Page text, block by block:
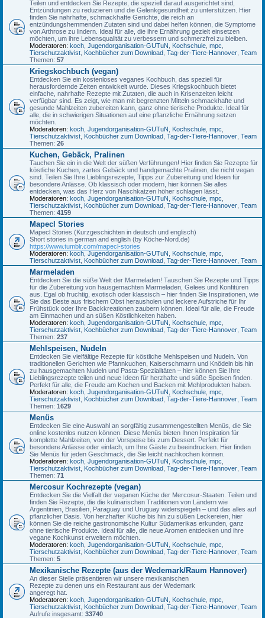
Teilen und entdecken Sie Rezepte, die speziell darauf ausgerichtet sind,
Entzündungen zu reduzieren und die Gelenkgesundheit zu unterstützen. Hier
finden Sie nahrhafte, schmackhafte Gerichte, die reich an
entzündungshemmenden Zutaten sind und dabei helfen können, die Symptome
von Arthrose zu lindern. Ideal für alle, die ihre Ernährung gezielt einsetzen
möchten, um ihre Lebensqualität zu verbessern und schmerzfrei zu bleiben.
Moderatoren: koch Jugendorganisation-GUTuN Kochschule mpc
Tierschutzaktivist Kochbücher zum Download Tag-der-Tiere-Hannover Team
Themen: 57
Kriegskochbuch (vegan)
Entdecken Sie ein kostenloses veganes Kochbuch, das speziell für
herausfordernde Zeiten entwickelt wurde. Dieses Kriegskochbuch bietet
einfache, nahrhafte Rezepte mit Zutaten, die auch in Krisenzeiten leicht
verfügbar sind. Es zeigt, wie man mit begrenzten Mitteln schmackhafte und
gesunde Mahlzeiten zubereiten kann, ganz ohne tierische Produkte. Ideal für
alle, die in schwierigen Situationen auf eine pflanzliche Ernährung setzen
möchten.
Moderatoren: koch Jugendorganisation-GUTuN Kochschule mpc
Tierschutzaktivist Kochbücher zum Download Tag-der-Tiere-Hannover Team
Themen: 26
Kuchen, Gebäck, Pralinen
Tauchen Sie ein in die Welt der süßen Verführungen! Hier finden Sie Rezepte für
köstliche Kuchen, zartes Gebäck und handgemachte Pralinen, die nicht vegan
sind. Teilen Sie Ihre Lieblingsrezepte, Tipps zur Zubereitung und Ideen für
besondere Anlässe. Ob klassisch oder modern, hier können Sie alles
entdecken, was das Herz von Naschkatzen höher schlagen lässt.
Moderatoren: koch Jugendorganisation-GUTuN Kochschule mpc
Tierschutzaktivist Kochbücher zum Download Tag-der-Tiere-Hannover Team
Themen: 4159
Mapecl Stories
Mapecl Stories (Kurzgeschichten in deutsch und englisch)
Short stories in german and english (by Köche-Nord.de)
https://www.tumblr.com/mapecl-stories
Moderatoren: koch Jugendorganisation-GUTuN Kochschule mpc
Tierschutzaktivist Kochbücher zum Download Tag-der-Tiere-Hannover Team
Marmeladen
Entdecken Sie die süße Welt der Marmeladen! Tauschen Sie Rezepte und Tipps
für die Zubereitung von hausgemachten Marmeladen, Gelees und Konfitüren
aus. Egal ob fruchtig, exotisch oder klassisch – hier finden Sie Inspirationen, wie
Sie das Beste aus frischem Obst herausholen und leckere Aufstriche für Ihr
Frühstück oder Ihre Backkreationen zaubern können. Ideal für alle, die Freude
am Einmachen und an süßen Köstlichkeiten haben.
Moderatoren: koch Jugendorganisation-GUTuN Kochschule mpc
Tierschutzaktivist Kochbücher zum Download Tag-der-Tiere-Hannover Team
Themen: 237
Mehlspeisen, Nudeln
Entdecken Sie vielfältige Rezepte für köstliche Mehlspeisen und Nudeln. Von
traditionellen Gerichten wie Pfannkuchen, Kaiserschmarrn und Knödeln bis hin
zu hausgemachten Nudeln und Pasta-Spezialitäten – hier können Sie Ihre
Lieblingsrezepte teilen und neue Ideen für herzhafte und süße Speisen finden.
Perfekt für alle, die Freude am Kochen und Backen mit Mehlprodukten haben.
Moderatoren: koch Jugendorganisation-GUTuN Kochschule mpc
Tierschutzaktivist Kochbücher zum Download Tag-der-Tiere-Hannover Team
Themen: 1629
Menüs
Entdecken Sie eine Auswahl an sorgfältig zusammengestellten Menüs, die Sie
online kostenlos nutzen können. Diese Menüs bieten Ihnen Inspiration für
komplette Mahlzeiten, von der Vorspeise bis zum Dessert. Perfekt für
besondere Anlässe oder einfach, um Ihre Gäste zu beeindrucken. Hier finden
Sie Menüs für jeden Geschmack, die Sie leicht nachkochen können.
Moderatoren: koch Jugendorganisation-GUTuN Kochschule mpc
Tierschutzaktivist Kochbücher zum Download Tag-der-Tiere-Hannover Team
Themen: 71
Mercosur Kochrezepte (vegan)
Entdecken Sie die Vielfalt der veganen Küche der Mercosur-Staaten. Teilen und
finden Sie Rezepte, die die kulinarischen Traditionen von Ländern wie
Argentinien, Brasilien, Paraguay und Uruguay widerspiegeln – und das alles auf
pflanzlicher Basis. Von herzhafter Küche bis hin zu süßen Leckereien, hier
können Sie die reiche gastronomische Kultur Südamerikas erkunden, ganz
ohne tierische Produkte. Ideal für alle, die neue Aromen entdecken und ihre
vegane Kochkunst erweitern möchten.
Moderatoren: koch Jugendorganisation-GUTuN Kochschule mpc
Tierschutzaktivist Kochbücher zum Download Tag-der-Tiere-Hannover Team
Themen: 5
Mexikanische Rezepte (aus der Wedemark/Raum Hannover)
An dieser Stelle präsentieren wir unsere mexikanischen
Rezepte zu denen uns ein Restaurant aus der Wedemark
angeregt hat.
Moderatoren: koch Jugendorganisation-GUTuN Kochschule mpc
Tierschutzaktivist Kochbücher zum Download Tag-der-Tiere-Hannover Team
Aufrufe insgesamt: 33740